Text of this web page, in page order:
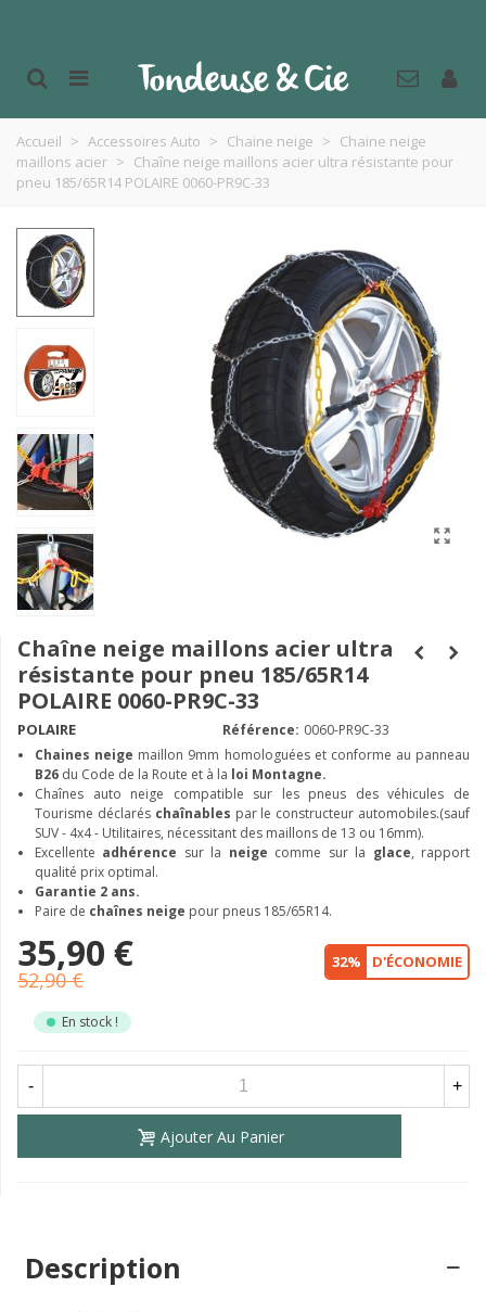
Accueil > Accessoires Auto > Chaine neige > Chaine neige
maillons acier > Chaîne neige maillons acier ultra résistante pour
pneu 185/65R14 POLAIRE 0060-PR9C-33
Chaîne neige maillons acier ultra
résistante pour pneu 185/65R14
POLAIRE 0060-PR9C-33
POLAIRE Référence: 0060-PR9C-33
Chaines neige maillon 9mm homologuées et conforme au panneau
B26 du Code de la Route et à la loi Montagne.
Chaînes auto neige compatible sur les pneus des véhicules de
Tourisme déclarés chaînables par le constructeur automobiles.(sauf
SUV - 4x4 - Utilitaires, nécessitant des maillons de 13 ou 16mm).
Excellente adhérence sur la neige comme sur la glace, rapport
qualité prix optimal.
Garantie 2 ans.
Paire de chaînes neige pour pneus 185/65R14.
35,90 €
52,90 €
32% D'ÉCONOMIE
En stock !
- +
Ajouter Au Panier
Description